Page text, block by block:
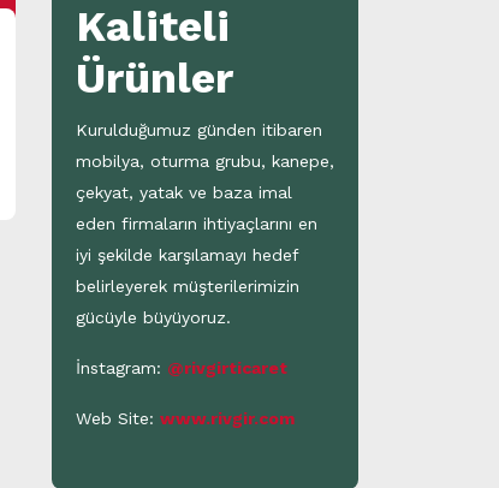
Kaliteli
Ürünler
Kurulduğumuz günden itibaren
mobilya, oturma grubu, kanepe,
çekyat, yatak ve baza imal
eden firmaların ihtiyaçlarını en
iyi şekilde karşılamayı hedef
belirleyerek müşterilerimizin
gücüyle büyüyoruz.
İnstagram: @rivgirticaret
Web Site: www.rivgir.com